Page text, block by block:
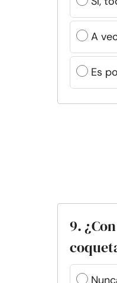
A
Es
9.